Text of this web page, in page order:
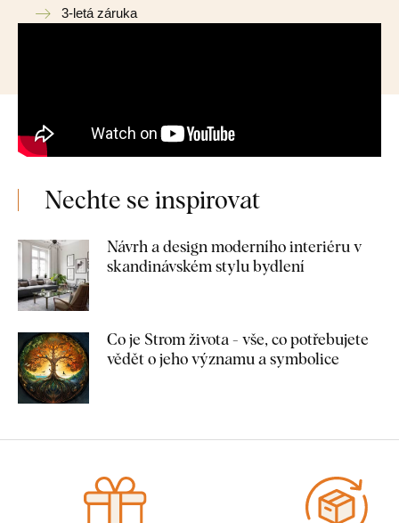
3-letá záruka
Nechte se inspirovat
Návrh a design moderního interiéru v
skandinávském stylu bydlení
Co je Strom života - vše, co potřebujete
vědět o jeho významu a symbolice